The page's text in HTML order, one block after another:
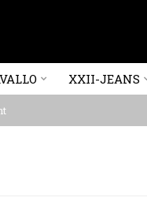
XXII-JEANS